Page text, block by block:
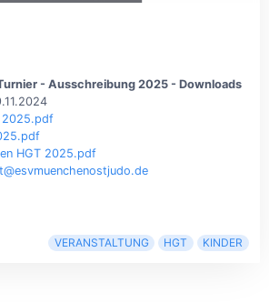
- Ausschreibung 2025 - Downloads
2025.pdf
HGT 2025.pdf
VERANSTALTUNG HGT KINDER